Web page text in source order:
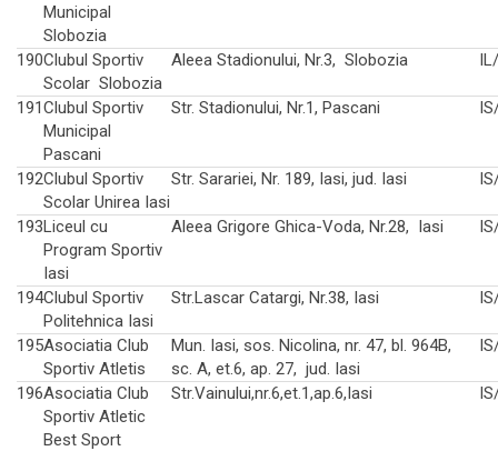
Municipal
Slobozia
190Clubul Sportiv
Scolar Slobozia
Aleea Stadionului, Nr.3, Slobozia
191Clubul Sportiv
Municipal
Pascani
Str. Stadionului, Nr.1, Pascani
192Clubul Sportiv
Scolar Unirea Iasi
Str. Sarariei, Nr. 189, Iasi, jud. Iasi
193Liceul cu
Program Sportiv
Iasi
Aleea Grigore Ghica-Voda, Nr.28, Iasi
194Clubul Sportiv
Politehnica Iasi
Str.Lascar Catargi, Nr.38, Iasi
195Asociatia Club
Sportiv Atletis
Mun. Iasi, sos. Nicolina, nr. 47, bl. 964B,
sc. A, et.6, ap. 27, jud. Iasi
196Asociatia Club
Sportiv Atletic
Best Sport
Str.Vainului,nr.6,et.1,ap.6,Iasi